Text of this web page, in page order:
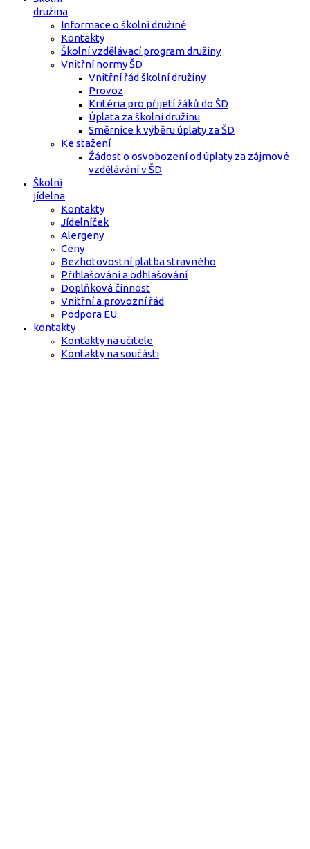
družina
Informace o školní družině
Kontakty
Školní vzdělávací program družiny
Vnitřní normy ŠD
Vnitřní řád školní družiny
Provoz
Kritéria pro přijetí žáků do ŠD
Úplata za školní družinu
Směrnice k výběru úplaty za ŠD
Ke stažení
Žádost o osvobození od úplaty za zájmové
vzdělávání v ŠD
Školní
jídelna
Kontakty
Jídelníček
Alergeny
Ceny
Bezhotovostní platba stravného
Přihlašování a odhlašování
Doplňková činnost
Vnitřní a provozní řád
Podpora EU
kontakty
Kontakty na učitele
Kontakty na součásti